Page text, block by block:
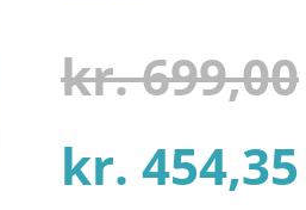
baseret på
kundebedø
mmelser
kr.699,00
kr. 454,35